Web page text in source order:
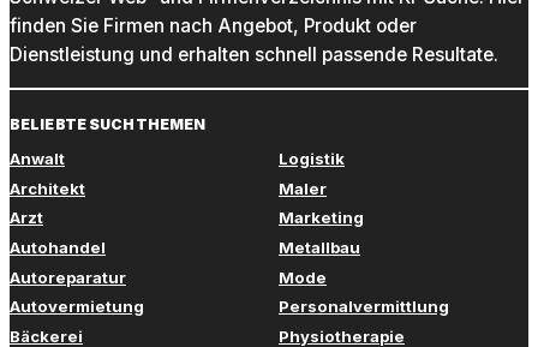
finden Sie Firmen nach Angebot, Produkt oder
Dienstleistung und erhalten schnell passende Resultate.
BELIEBTE SUCHTHEMEN
Anwalt
Architekt
Arzt
Autohandel
Autoreparatur
Autovermietung
Bäckerei
Logistik
Maler
Marketing
Metallbau
Mode
Personalvermittlung
Physiotherapie